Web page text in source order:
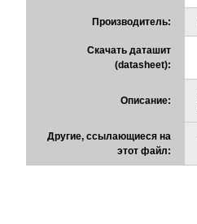
Производитель:
Скачать даташит
(datasheet):
Описание:
Другие, ссылающиеся на
этот файл: